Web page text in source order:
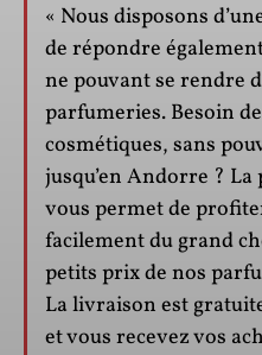
« Nous disposons
de répondre
ne pouvant se rendre
parfumeries. Besoin
cosmétiques, sans
jusqu’en Andorre ?
vous permet de
facilement du grand
petits prix de nos
La livraison est
et vous recevez vos